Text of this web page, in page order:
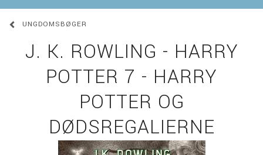
UNGDOMSBØGER
J. K. ROWLING - HARRY
POTTER 7 - HARRY
POTTER OG
DØDSREGALIERNE